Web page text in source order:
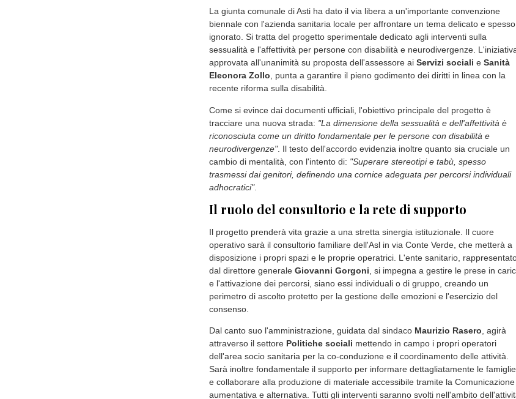
La giunta comunale di Asti ha dato il via libera a un'importante convenzione
biennale con l'azienda sanitaria locale per affrontare un tema delicato e spesso
sessualità e l'affettività per persone con disabilità e neurodivergenze. L'iniziativa,
Eleonora Zollo, punta a garantire il pieno godimento dei diritti in linea con la
recente riforma sulla disabilità.
Come si evince dai documenti ufficiali, l'obiettivo principale del progetto è
tracciare una nuova strada:"La dimensione della sessualità e dell'affettività è
riconosciuta come un diritto fondamentale per le persone con disabilità e
neurodivergenze"
trasmessi dai genitori, definendo una cornice adeguata per percorsi individuali
adhocratici"
Il ruolo del consultorio e la rete di supporto
Il progetto prenderà vita grazie a una stretta sinergia istituzionale. Il cuore